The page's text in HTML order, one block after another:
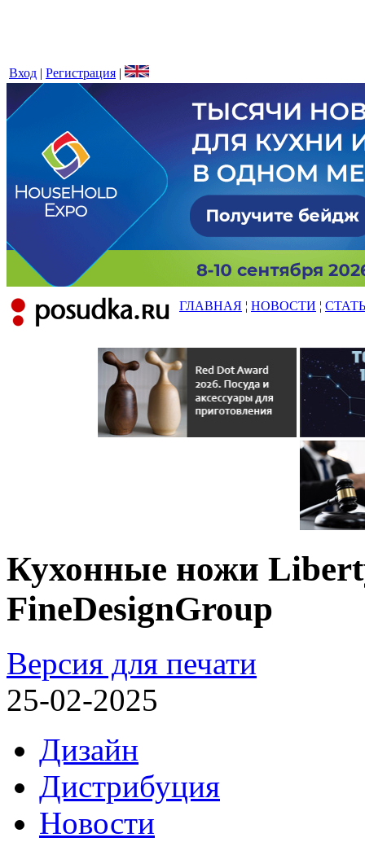
Вход | Регистрация |
ГЛАВНАЯ ¦ НОВОСТИ ¦
Кухонные ножи
FineDesignGroup
Версия для печати
25-02-2025
Дизайн
Дистрибуция
Новости